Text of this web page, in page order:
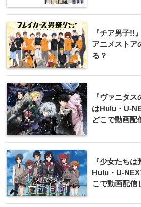
『チア男子!!
アニメストア
る？
『ヴァニタス
はHulu・U-
どこで動画配
『少女たち
Hulu・U-
こで動画配信